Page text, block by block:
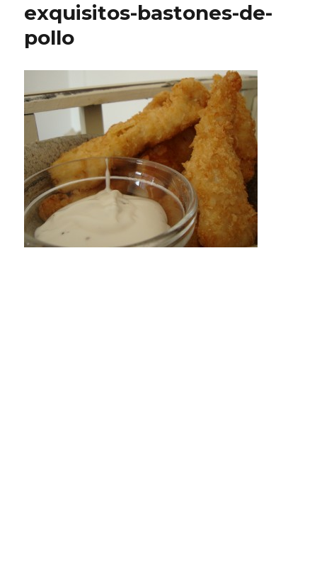
exquisitos-bastones-de-
pollo